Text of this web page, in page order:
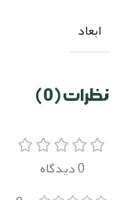
ابعاد
نظرات (0)
0 دیدگاه